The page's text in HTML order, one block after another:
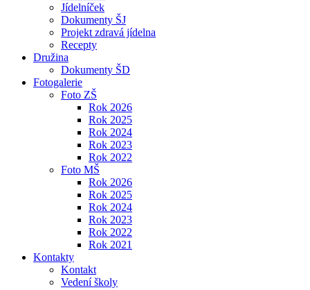
Jídelníček
Dokumenty ŠJ
Projekt zdravá jídelna
Recepty
Družina
Dokumenty ŠD
Fotogalerie
Foto ZŠ
Rok 2026
Rok 2025
Rok 2024
Rok 2023
Rok 2022
Foto MŠ
Rok 2026
Rok 2025
Rok 2024
Rok 2023
Rok 2022
Rok 2021
Kontakty
Kontakt
Vedení školy